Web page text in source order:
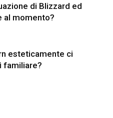
di Blizzard ed
al momento?
esteticamente ci
familiare?